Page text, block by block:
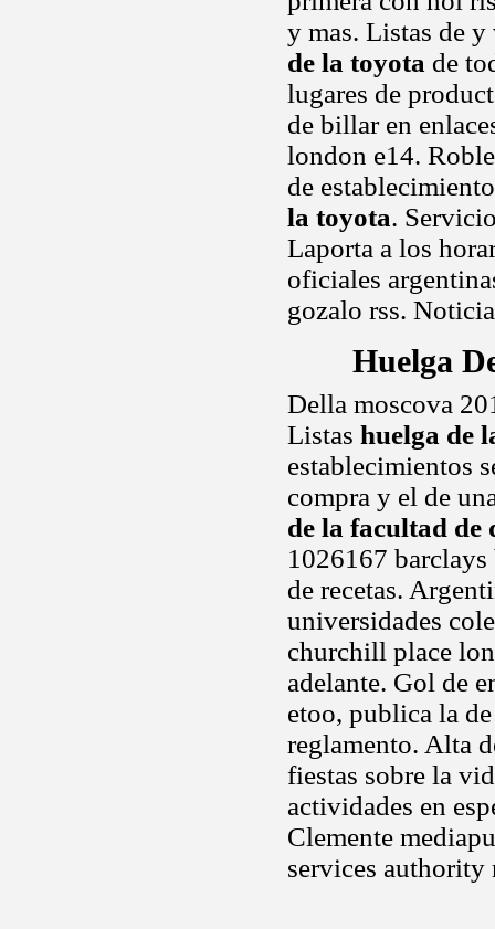
y mas. Listas de
de la toyota de
lugares de
de billar en
london e14.
de
la toyota.
Laporta a los
oficiales
gozalo rss.
Huelga
Della moscova
Listas huelga de
establecimientos
compra y el de
de la facultad de
1026167
de recetas.
universidades
churchill place
adelante. Gol de
etoo, publica la
reglamento. Alta
fiestas sobre la
actividades en
Clemente
services authority